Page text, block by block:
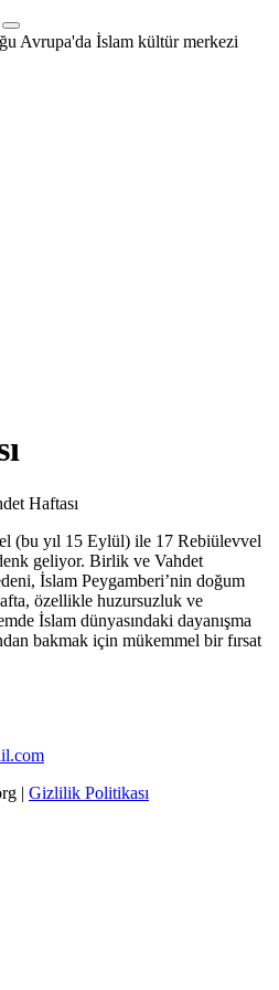
Avrupa'da İslam kültür merkezi
Haftası
(bu yıl 15 Eylül) ile 17 Rebiülevvel
geliyor. Birlik ve Vahdet
İslam Peygamberi’nin doğum
özellikle huzursuzluk ve
İslam dünyasındaki dayanışma
bakmak için mükemmel bir fırsat
| Gizlilik Politikası